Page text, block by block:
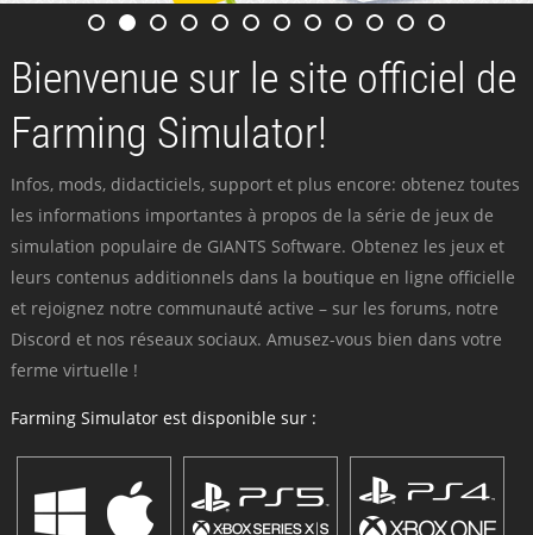
Bienvenue sur le site officiel de
Farming Simulator!
Infos, mods, didacticiels, support et plus encore: obtenez toutes
les informations importantes à propos de la série de jeux de
simulation populaire de GIANTS Software. Obtenez les jeux et
leurs contenus additionnels dans la boutique en ligne officielle
et rejoignez notre communauté active – sur les forums, notre
Discord et nos réseaux sociaux. Amusez-vous bien dans votre
ferme virtuelle !
Farming Simulator est disponible sur :